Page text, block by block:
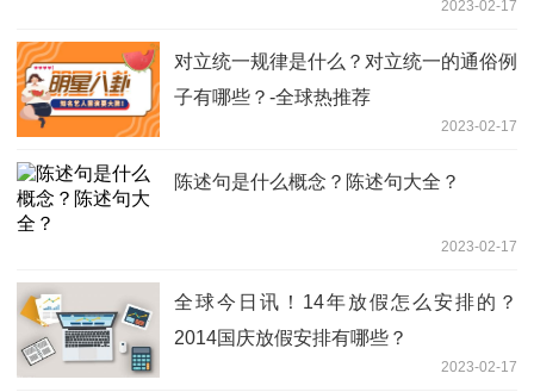
2023-02-17
对立统一规律是什么？对立统一的通俗例
子有哪些？-全球热推荐
2023-02-17
陈述句是什么概念？陈述句大全？
2023-02-17
全球今日讯！14年放假怎么安排的？
2014国庆放假安排有哪些？
2023-02-17